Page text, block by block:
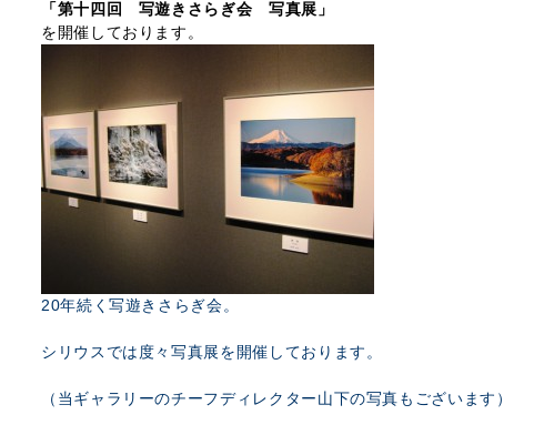
「第十四回 写遊きさらぎ会 写真展」
を開催しております。
20年続く写遊きさらぎ会。
シリウスでは度々写真展を開催しております。
（当ギャラリーのチーフディレクター山下の写真もございます）